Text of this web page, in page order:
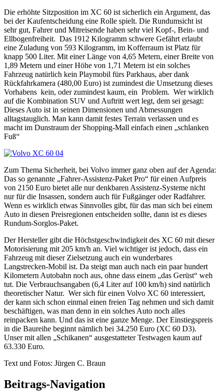
Die erhöhte Sitzposition im XC 60 ist sicherlich ein Argument, das
bei der Kaufentscheidung eine Rolle spielt. Die Rundumsicht ist
sehr gut, Fahrer und Mitreisende haben sehr viel Kopf-, Bein- und
Ellbogenfreiheit. Das 1912 Kilogramm schwere Gefährt erlaubt
eine Zuladung von 593 Kilogramm, im Kofferraum ist Platz für
knapp 500 Liter. Mit einer Länge von 4,65 Metern, einer Breite von
1,89 Metern und einer Höhe von 1,71 Metern ist ein solches
Fahrzeug natürlich kein Playmobil fürs Parkhaus, aber dank
Rückfahrkamera (480,00 Euro) ist zumindest die Umsetzung dieses
Vorhabens kein, oder zumindest kaum, ein Problem. Wer wirklich
auf die Kombination SUV und Auftritt wert legt, dem sei gesagt:
Dieses Auto ist in seinen Dimensionen und Abmessungen
alltagstauglich. Man kann damit festes Terrain verlassen und es
macht im Dunstraum der Shopping-Mall einfach einen „schlanken
Fuß“
Zum Thema Sicherheit, bei Volvo immer ganz oben auf der Agenda:
Das so genannte „Fahrer-Assistenz-Paket Pro“ für einen Aufpreis
von 2150 Euro bietet alle nur denkbaren Assistenz-Systeme nicht
nur für die Insassen, sondern auch für Fußgänger oder Radfahrer.
Wenn es wirklich etwas Sinnvolles gibt, für das man sich bei einem
Auto in diesen Preisregionen entscheiden sollte, dann ist es dieses
Rundum-Sorglos-Paket.
Der Hersteller gibt die Höchstgeschwindigkeit des XC 60 mit dieser
Motorisierung mit 205 km/h an. Viel wichtiger ist jedoch, dass ein
Fahrzeug mit dieser Zielsetzung auch ein wunderbares
Langstrecken-Mobil ist. Da steigt man auch nach ein paar hundert
Kilometern Autobahn noch aus, ohne dass einem „das Gerüst“ weh
tut. Die Verbrauchsangaben (6,4 Liter auf 100 km/h) sind natürlich
theoretischer Natur. Wer sich für einen Volvo XC 60 interessiert,
der kann sich schon einmal einen freien Tag nehmen und sich damit
beschäftigen, was man denn in ein solches Auto noch alles
reinpacken kann. Und das ist eine ganze Menge. Der Einstiegspreis
in die Baureihe beginnt nämlich bei 34.250 Euro (XC 60 D3).
Unser mit allen „Schikanen“ ausgestatteter Testwagen kaum auf
63.330 Euro.
Text und Fotos: Jürgen C. Braun
Beitrags-Navigation